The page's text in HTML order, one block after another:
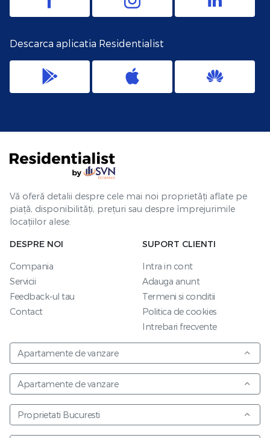
Descarca aplicatia Residentialist
Vă oferă detalii despre cele mai noi proprietăți aflate pe
piață, disponibilități, prețuri sau despre împrejurimile
locațiilor alese.
DESPRE NOI
Compania
Servicii
Feedback-ul tau
Contact
SUPORT CLIENTI
Intra in cont
Adauga anunt
Termeni si conditii
Politica de cookies
Intrebari frecvente
Apartamente de vanzare
Apartamente de vanzare
Proprietati Bucuresti